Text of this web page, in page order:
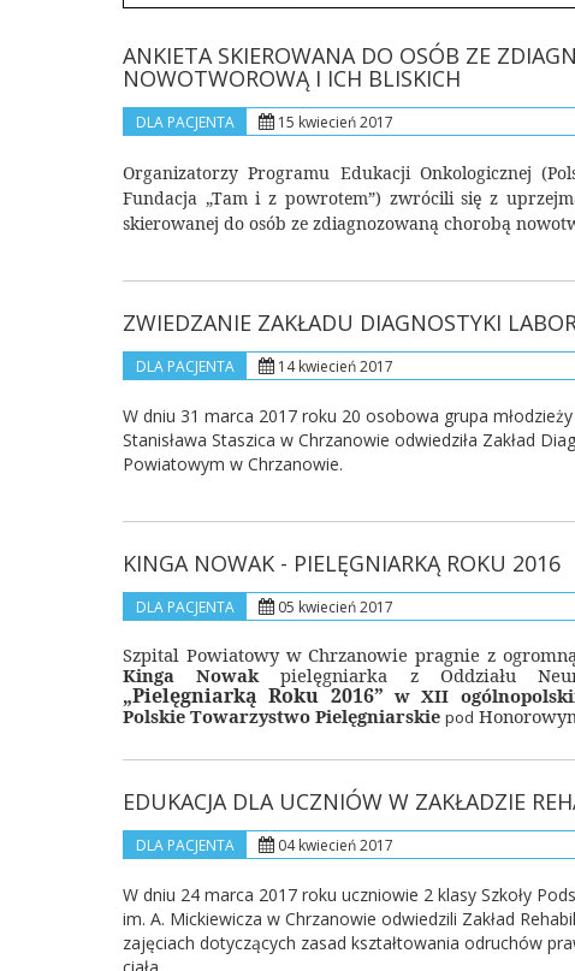
ANKIETA SKIEROWANA DO OSÓB ZE
NOWOTWOROWĄ I ICH BLISKICH
DLA PACJENTA 15 kwiecień 2017
Organizatorzy Programu Edukacji Onkologicznej
Fundacja „Tam i z powrotem”) zwrócili się z
skierowanej do osób ze zdiagnozowaną chorobą
ZWIEDZANIE ZAKŁADU DIAGNOSTYKI
DLA PACJENTA 14 kwiecień 2017
W dniu 31 marca 2017 roku 20 osobowa grupa
Stanisława Staszica w Chrzanowie odwiedziła Zakład
Powiatowym w Chrzanowie.
KINGA NOWAK - PIELĘGNIARKĄ ROKU 2016
DLA PACJENTA 05 kwiecień 2017
Szpital Powiatowy w Chrzanowie pragnie z
Kinga Nowak pielęgniarka z Oddziału
„Pielęgniarką Roku 2016” w XII
Polskie Towarzystwo Pielęgniarskie pod
EDUKACJA DLA UCZNIÓW W ZAKŁADZIE
DLA PACJENTA 04 kwiecień 2017
W dniu 24 marca 2017 roku uczniowie 2 klasy Szkoły
im. A. Mickiewicza w Chrzanowie odwiedzili Zakład
zajęciach dotyczących zasad kształtowania odruchów